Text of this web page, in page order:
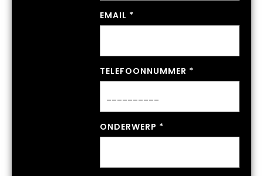
EMAIL *
TELEFOONNUMMER *
ONDERWERP *